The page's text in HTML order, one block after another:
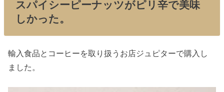
スパイシーピーナッツがピリ辛で美味
しかった。
輸入食品とコーヒーを取り扱うお店ジュピターで購入し
ました。